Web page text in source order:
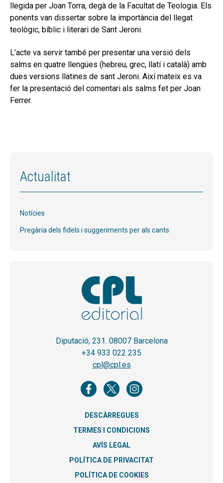
llegida per Joan Torra, degà de la Facultat de Teologia. Els
ponents van dissertar sobre la importància del llegat
teològic, bíblic i literari de Sant Jeroni.
L’acte va servir també per presentar una versió dels
salms en quatre llengües (hebreu, grec, llatí i català) amb
dues versions llatines de sant Jeroni. Així mateix es va
fer la presentació del comentari als salms fet per Joan
Ferrer.
Actualitat
Notícies
Pregària dels fidels i suggeriments per als cants
Diputació, 231. 08007 Barcelona
+34 933 022 235
cpl@cpl.es
DESCÀRREGUES
TERMES I CONDICIONS
AVÍS LEGAL
POLÍTICA DE PRIVACITAT
POLÍTICA DE COOKIES